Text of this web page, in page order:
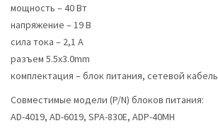
мощность – 40 Вт
напряжение – 19 В
сила тока – 2,1 A
разъем 5.5х3.0mm
комплектация – блок питания, сетевой кабель
Совместимые модели (P/N) блоков питания:
AD-4019, AD-6019, SPA-830E, ADP-40MH